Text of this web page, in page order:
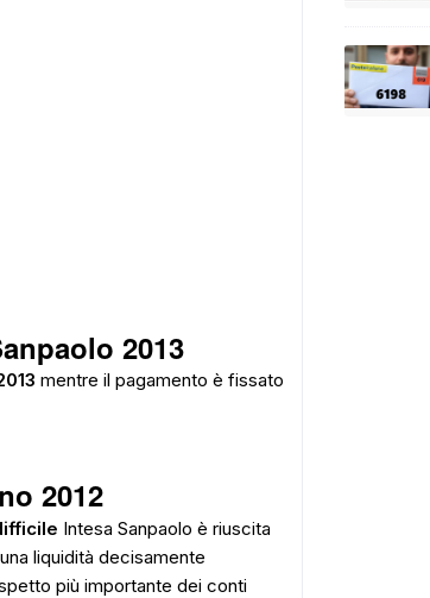
2013
mentre il pagamento è fissato
2012
Intesa Sanpaolo è riuscita
liquidità decisamente
più importante dei conti